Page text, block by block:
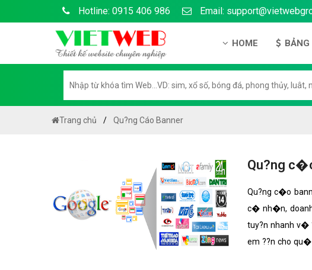
Hotline: 0915 406 986 Email:
HOME
Chính sách b?o m?t
Chính sách ??i lý
BẢNG
Bảng
Bảng
Bảng
Trang chủ Qu?ng Cáo Banner
Qu?ng
Qu?ng c�o
c� nh�n, doanh
tuy?n nhanh v�
em ??n cho qu�